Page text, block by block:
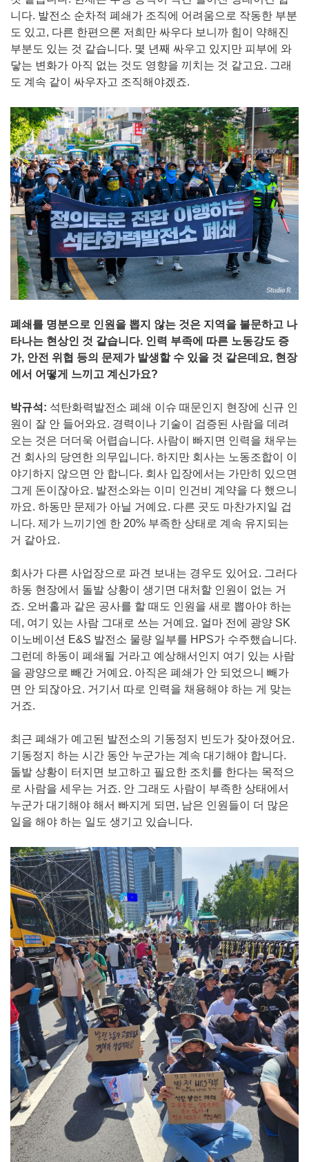
니다. 발전소 순차적 폐쇄가 조직에 어려움으로 작동한 부분
도 있고, 다른 한편으론 저희만 싸우다 보니까 힘이 약해진
부분도 있는 것 같습니다. 몇 년째 싸우고 있지만 피부에 와
닿는 변화가 아직 없는 것도 영향을 끼치는 것 같고요. 그래
도 계속 같이 싸우자고 조직해야겠죠.
폐쇄를 명분으로 인원을 뽑지 않는 것은 지역을 불문하고 나
타나는 현상인 것 같습니다. 인력 부족에 따른 노동강도 증
가, 안전 위협 등의 문제가 발생할 수 있을 것 같은데요, 현장
에서 어떻게 느끼고 계신가요?
박규석: 석탄화력발전소 폐쇄 이슈 때문인지 현장에 신규 인
원이 잘 안 들어와요. 경력이나 기술이 검증된 사람을 데려
오는 것은 더더욱 어렵습니다. 사람이 빠지면 인력을 채우는
건 회사의 당연한 의무입니다. 하지만 회사는 노동조합이 이
야기하지 않으면 안 합니다. 회사 입장에서는 가만히 있으면
그게 돈이잖아요. 발전소와는 이미 인건비 계약을 다 했으니
까요. 하동만 문제가 아닐 거예요. 다른 곳도 마찬가지일 겁
니다. 제가 느끼기엔 한 20% 부족한 상태로 계속 유지되는
거 같아요.
회사가 다른 사업장으로 파견 보내는 경우도 있어요. 그러다
하동 현장에서 돌발 상황이 생기면 대처할 인원이 없는 거
죠. 오버홀과 같은 공사를 할 때도 인원을 새로 뽑아야 하는
데, 여기 있는 사람 그대로 쓰는 거예요. 얼마 전에 광양 SK
이노베이션 E&S 발전소 물량 일부를 HPS가 수주했습니다.
그런데 하동이 폐쇄될 거라고 예상해서인지 여기 있는 사람
을 광양으로 빼간 거예요. 아직은 폐쇄가 안 되었으니 빼가
면 안 되잖아요. 거기서 따로 인력을 채용해야 하는 게 맞는
거죠.
최근 폐쇄가 예고된 발전소의 기동정지 빈도가 잦아졌어요.
기동정지 하는 시간 동안 누군가는 계속 대기해야 합니다.
돌발 상황이 터지면 보고하고 필요한 조치를 한다는 목적으
로 사람을 세우는 거죠. 안 그래도 사람이 부족한 상태에서
누군가 대기해야 해서 빠지게 되면, 남은 인원들이 더 많은
일을 해야 하는 일도 생기고 있습니다.